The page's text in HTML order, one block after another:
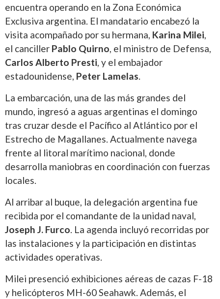
encuentra operando en la Zona Económica
Exclusiva argentina. El mandatario encabezó la
visita acompañado por su hermana, Karina Milei,
el canciller Pablo Quirno, el ministro de Defensa,
Carlos Alberto Presti, y el embajador
estadounidense, Peter Lamelas.
La embarcación, una de las más grandes del
mundo, ingresó a aguas argentinas el domingo
tras cruzar desde el Pacífico al Atlántico por el
Estrecho de Magallanes. Actualmente navega
frente al litoral marítimo nacional, donde
desarrolla maniobras en coordinación con fuerzas
locales.
Al arribar al buque, la delegación argentina fue
recibida por el comandante de la unidad naval,
Joseph J. Furco. La agenda incluyó recorridas por
las instalaciones y la participación en distintas
actividades operativas.
Milei presenció exhibiciones aéreas de cazas F-18
y helicópteros MH-60 Seahawk. Además, el